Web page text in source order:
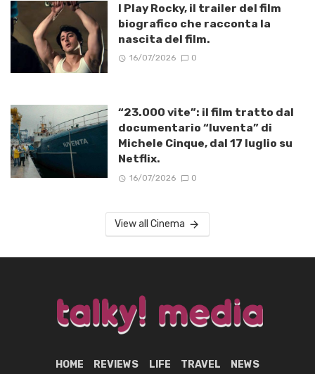
I Play Rocky, il trailer del film
biografico che racconta la
nascita del film.
16/07/2026 0
“23.000 vite”: il film tratto dal
documentario “Iuventa” di
Michele Cinque, dal 17 luglio su
Netflix.
16/07/2026 0
View all Cinema
HOME REVIEWS LIFE TRAVEL NEWS